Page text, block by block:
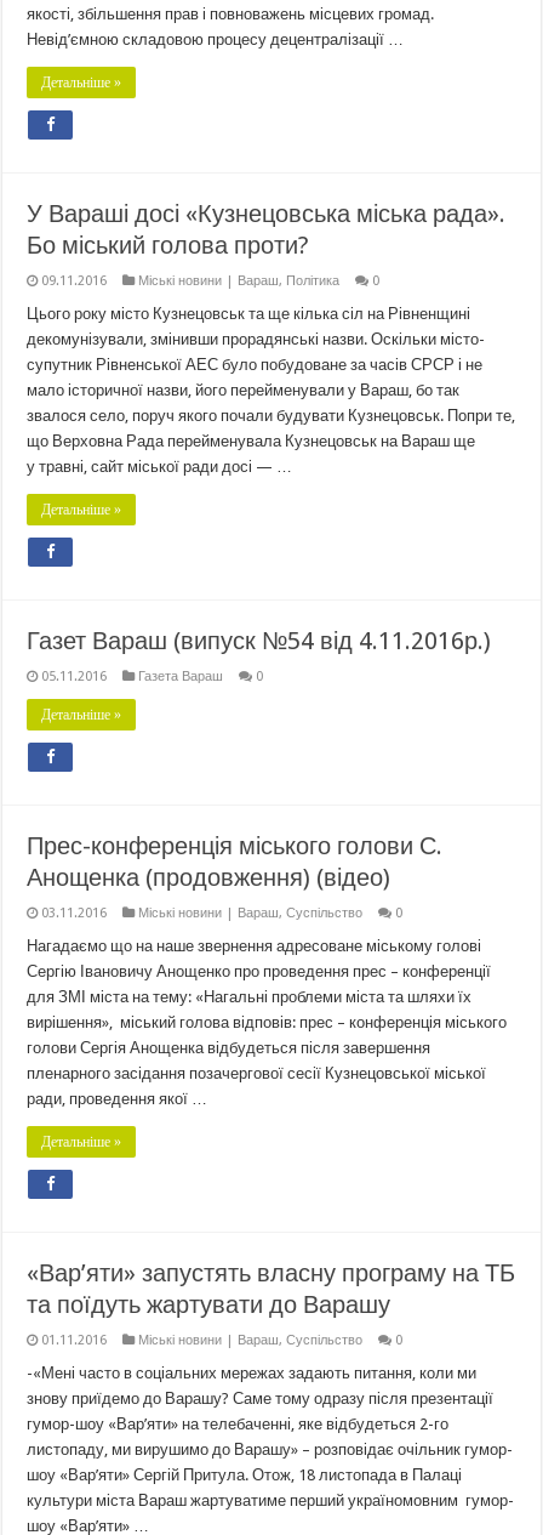
якості, збільшення прав і повноважень місцевих громад.
Невід’ємною складовою процесу децентралізації …
Детальніше »
У Вараші досі «Кузнецовська міська рада».
Бо міський голова проти?
09.11.2016 Міські новини | Вараш, Політика 0
Цього року місто Кузнецовськ та ще кілька сіл на Рівненщині
декомунізували, змінивши прорадянські назви. Оскільки місто-
супутник Рівненської АЕС було побудоване за часів СРСР і не
мало історичної назви, його перейменували у Вараш, бо так
звалося село, поруч якого почали будувати Кузнецовськ. Попри те,
що Верховна Рада перейменувала Кузнецовськ на Вараш ще
у травні, сайт міської ради досі — …
Детальніше »
Газет Вараш (випуск №54 від 4.11.2016р.)
05.11.2016 Газета Вараш 0
Детальніше »
Прес-конференція міського голови С.
Анощенка (продовження) (відео)
03.11.2016 Міські новини | Вараш,Суспільство 0
Нагадаємо що на наше звернення адресоване міському голові
Сергію Івановичу Анощенко про проведення прес – конференції
для ЗМІ міста на тему: «Нагальні проблеми міста та шляхи їх
вирішення», міський голова відповів: прес – конференція міського
голови Сергія Анощенка відбудеться після завершення
пленарного засідання позачергової сесії Кузнецовської міської
ради, проведення якої …
Детальніше »
«Вар’яти» запустять власну програму на ТБ
та поїдуть жартувати до Варашу
01.11.2016 Міські новини | Вараш,Суспільство 0
-«Мені часто в соціальних мережах задають питання, коли ми
знову приїдемо до Варашу? Саме тому одразу після презентації
гумор-шоу «Вар’яти» на телебаченні, яке відбудеться 2-го
листопаду, ми вирушимо до Варашу» – розповідає очільник гумор-
шоу «Вар’яти» Сергій Притула. Отож, 18 листопада в Палаці
культури міста Вараш жартуватиме перший україномовним гумор-
шоу «Вар’яти» …